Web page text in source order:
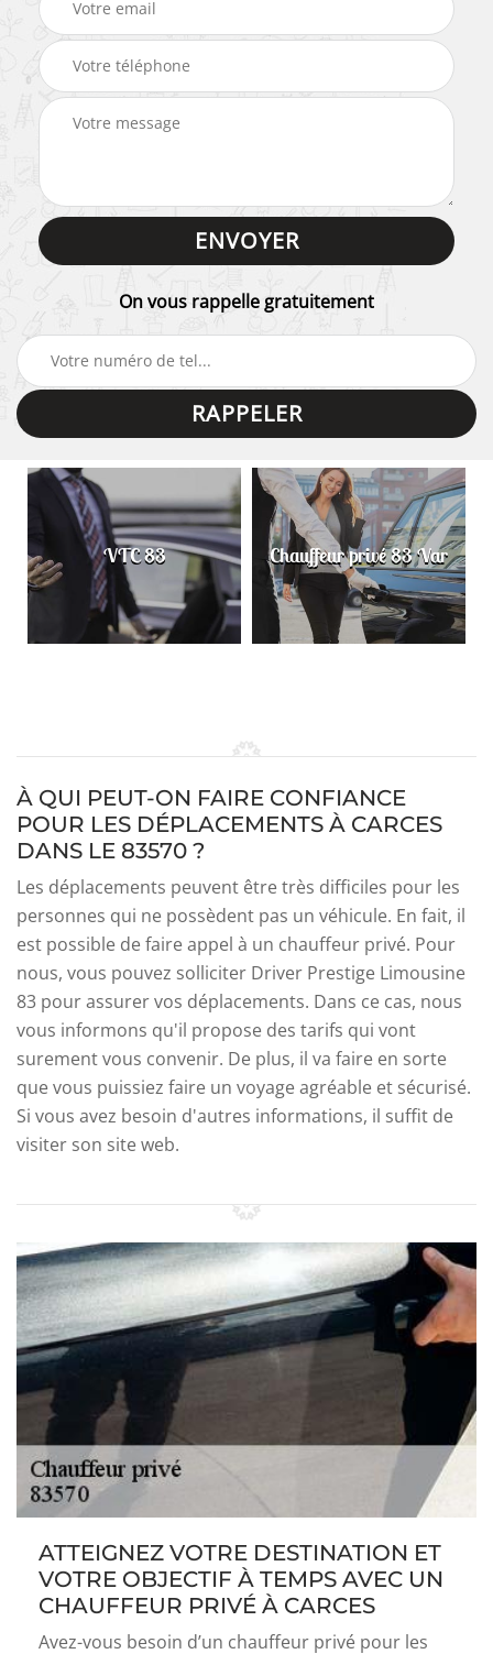
On vous rappelle gratuitement
VTC 83 Chauffeur privé 83 Var
À QUI PEUT-ON FAIRE CONFIANCE
POUR LES DÉPLACEMENTS À CARCES
DANS LE 83570 ?
Les déplacements peuvent être très difficiles pour les
personnes qui ne possèdent pas un véhicule. En fait, il
est possible de faire appel à un chauffeur privé. Pour
nous, vous pouvez solliciter Driver Prestige Limousine
83 pour assurer vos déplacements. Dans ce cas, nous
vous informons qu'il propose des tarifs qui vont
surement vous convenir. De plus, il va faire en sorte
que vous puissiez faire un voyage agréable et sécurisé.
Si vous avez besoin d'autres informations, il suffit de
visiter son site web.
ATTEIGNEZ VOTRE DESTINATION ET
VOTRE OBJECTIF À TEMPS AVEC UN
CHAUFFEUR PRIVÉ À CARCES
Avez-vous besoin d’un chauffeur privé pour les